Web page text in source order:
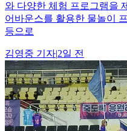
와 다양한 체험 프로그램을
어바운스를 활용한 물놀이
등으로
김영중 기자|2일 전